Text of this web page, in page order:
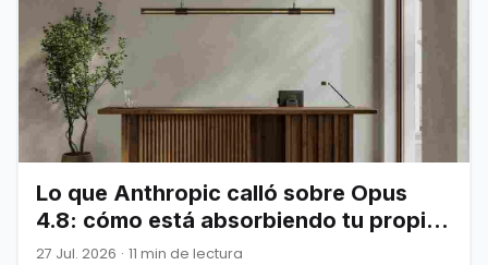
Lo que Anthropic calló sobre Opus
4.8: cómo está absorbiendo tu propia
infraestructura
27 Jul. 2026 · 11 min de lectura